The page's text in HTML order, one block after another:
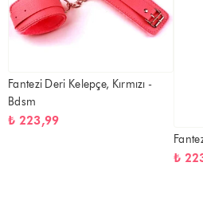
Fantezi Deri Kelepçe, Kırmızı -
Bdsm
₺ 223,99
₺